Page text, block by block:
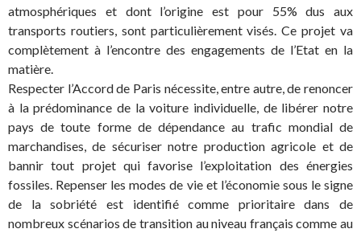
atmosphériques et dont l’origine est pour 55% dus aux
transports routiers, sont particulièrement visés. Ce projet va
complètement à l’encontre des engagements de l’Etat en la
matière.
Respecter l’Accord de Paris nécessite, entre autre, de renoncer
à la prédominance de la voiture individuelle, de libérer notre
pays de toute forme de dépendance au trafic mondial de
marchandises, de sécuriser notre production agricole et de
bannir tout projet qui favorise l’exploitation des énergies
fossiles. Repenser les modes de vie et l’économie sous le signe
de la sobriété est identifié comme prioritaire dans de
nombreux scénarios de transition au niveau français comme au